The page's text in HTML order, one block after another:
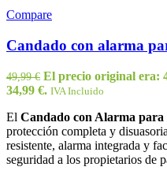
Compare
Candado con alarma
49,99€ El precio original era:
34,99 €. IVA Incluido
El Candado con Alarma para
protección completa y
resistente, alarma integrada y
seguridad a los propietarios de